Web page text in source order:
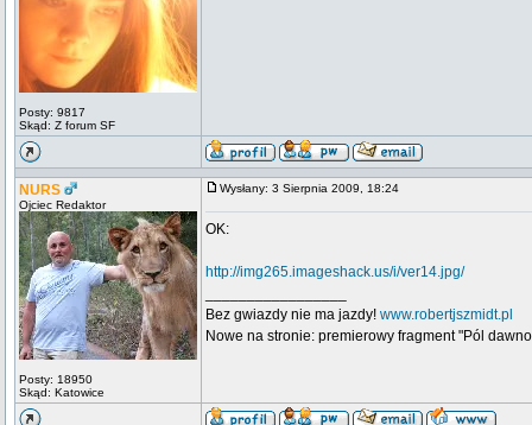
Posty: 9817
Skąd: Z forum SF
NURS
Ojciec Redaktor
Posty: 18950
Skąd: Katowice
Wysłany: 3 Sierpnia 2009, 18:24
OK:
http://img265.imageshack.us/i/ver14.jpg/
Bez gwiazdy nie ma jazdy! www.robertjszmidt.pl
Nowe na stronie: premierowy fragment "Pól